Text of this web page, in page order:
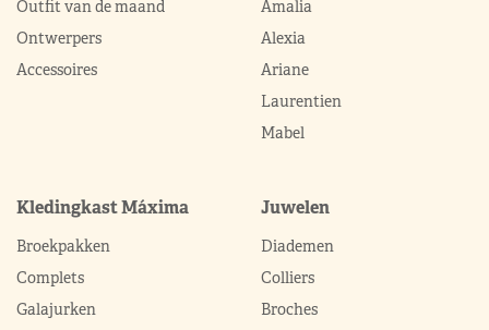
Outfit van de maand
Ontwerpers
Accessoires
Amalia
Alexia
Ariane
Laurentien
Mabel
Kledingkast Máxima
Broekpakken
Complets
Galajurken
Juwelen
Diademen
Colliers
Broches